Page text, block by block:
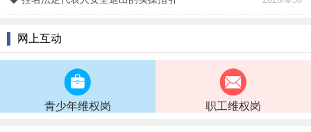
崔雅轩
网上互动
青少年维权岗 职工维权岗